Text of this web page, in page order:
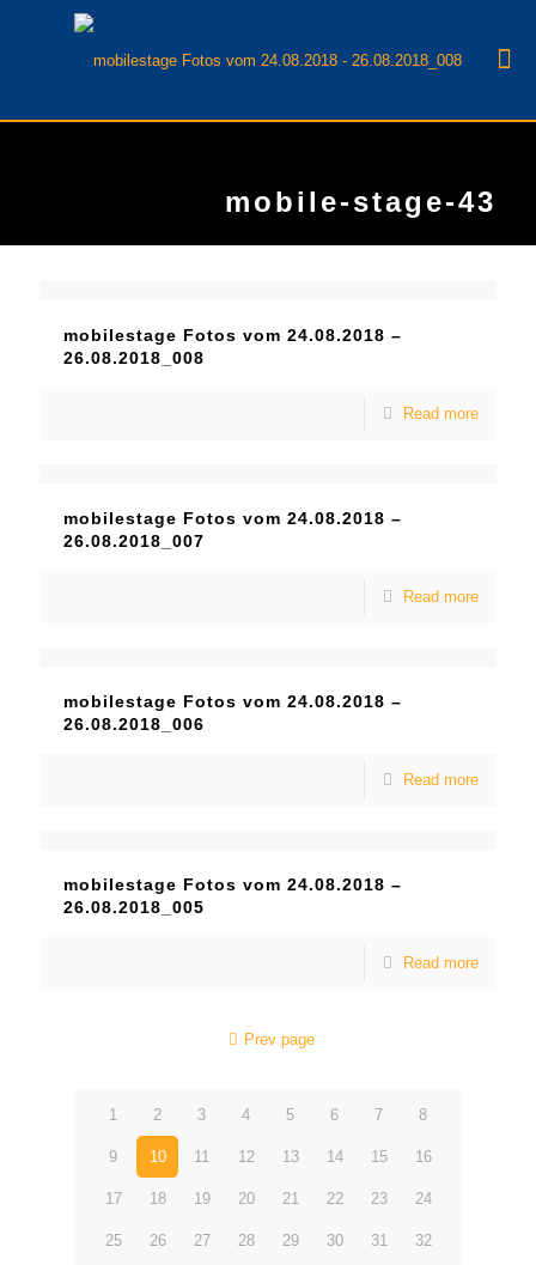
mobile-stage-43
mobilestage Fotos vom 24.08.2018 –
26.08.2018_008
Read more
mobilestage Fotos vom 24.08.2018 –
26.08.2018_007
Read more
mobilestage Fotos vom 24.08.2018 –
26.08.2018_006
Read more
mobilestage Fotos vom 24.08.2018 –
26.08.2018_005
Read more
Prev page
1 2 3 4 5 6 7 8
9 10 11 12 13 14 15 16
17 18 19 20 21 22 23 24
25 26 27 28 29 30 31 32